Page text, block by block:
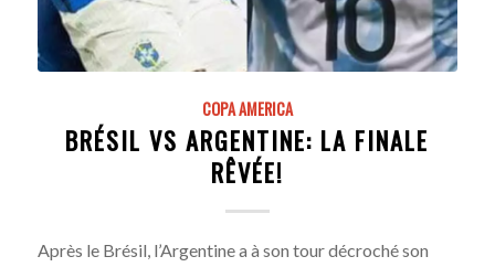
COPA AMERICA
BRÉSIL VS ARGENTINE: LA FINALE
RÊVÉE!
Après le Brésil, l’Argentine a à son tour décroché son